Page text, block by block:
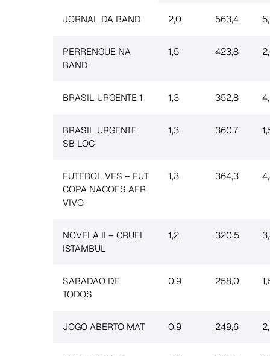
JORNAL DA BAND 2,0 563,4
PERRENGUE NA
BAND
1,5 423,8
BRASIL URGENTE 1 1,3 352,8
BRASIL URGENTE
SB LOC
1,3 360,7
FUTEBOL VES – FUT
COPA NACOES AFR
VIVO
1,3 364,3
NOVELA II – CRUEL
ISTAMBUL
1,2 320,5
SABADAO DE
TODOS
0,9 258,0
JOGO ABERTO MAT 0,9 249,6